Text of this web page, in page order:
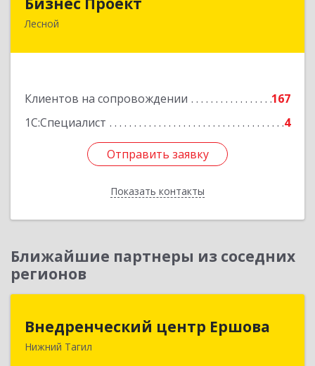
Лесной
Клиентов на сопровождении
167
1С:Специалист
4
Отправить заявку
Показать контакты
624200, Свердловская обл, Лесной г, Сиротина
Отправить заявку
Назад
Ближайшие партнеры из соседних
регионов
Внедренческий центр Ершова
Нижний Тагил
Внедренческий центр Ершова
622030, Свердловская обл, Нижний Тагил г,